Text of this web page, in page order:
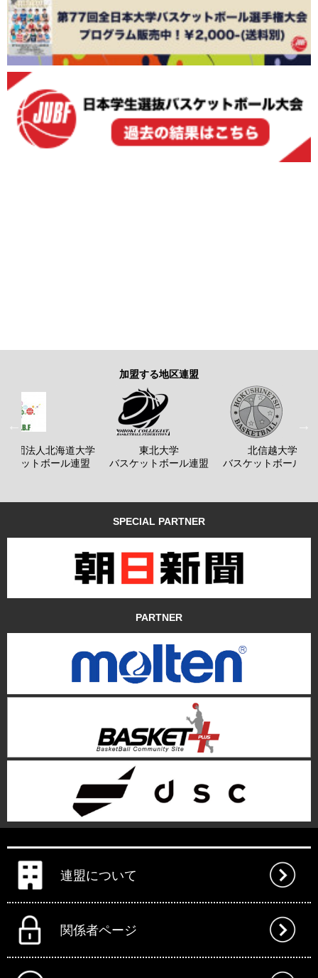
加盟する地区連盟
社団法人北海道大学
ケットボール連盟
東北大学
バスケットボール連盟
北信越大学
バスケットボール連
SPECIAL PARTNER
PARTNER
連盟について
関係者ページ